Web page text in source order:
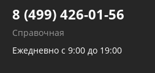
Развертка пайка медных стальных
алюминиевых трубок и штуцеров
8 (499) 426-01-56
Справочная
Ежедневно с 9:00 до 19:00